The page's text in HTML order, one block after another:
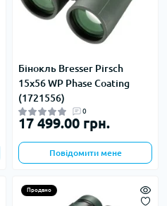
Бінокль Bresser Pirsch
15x56 WP Phase Coating
(1721556)
0
17 499.00 грн.
Повідомити мене
Продано